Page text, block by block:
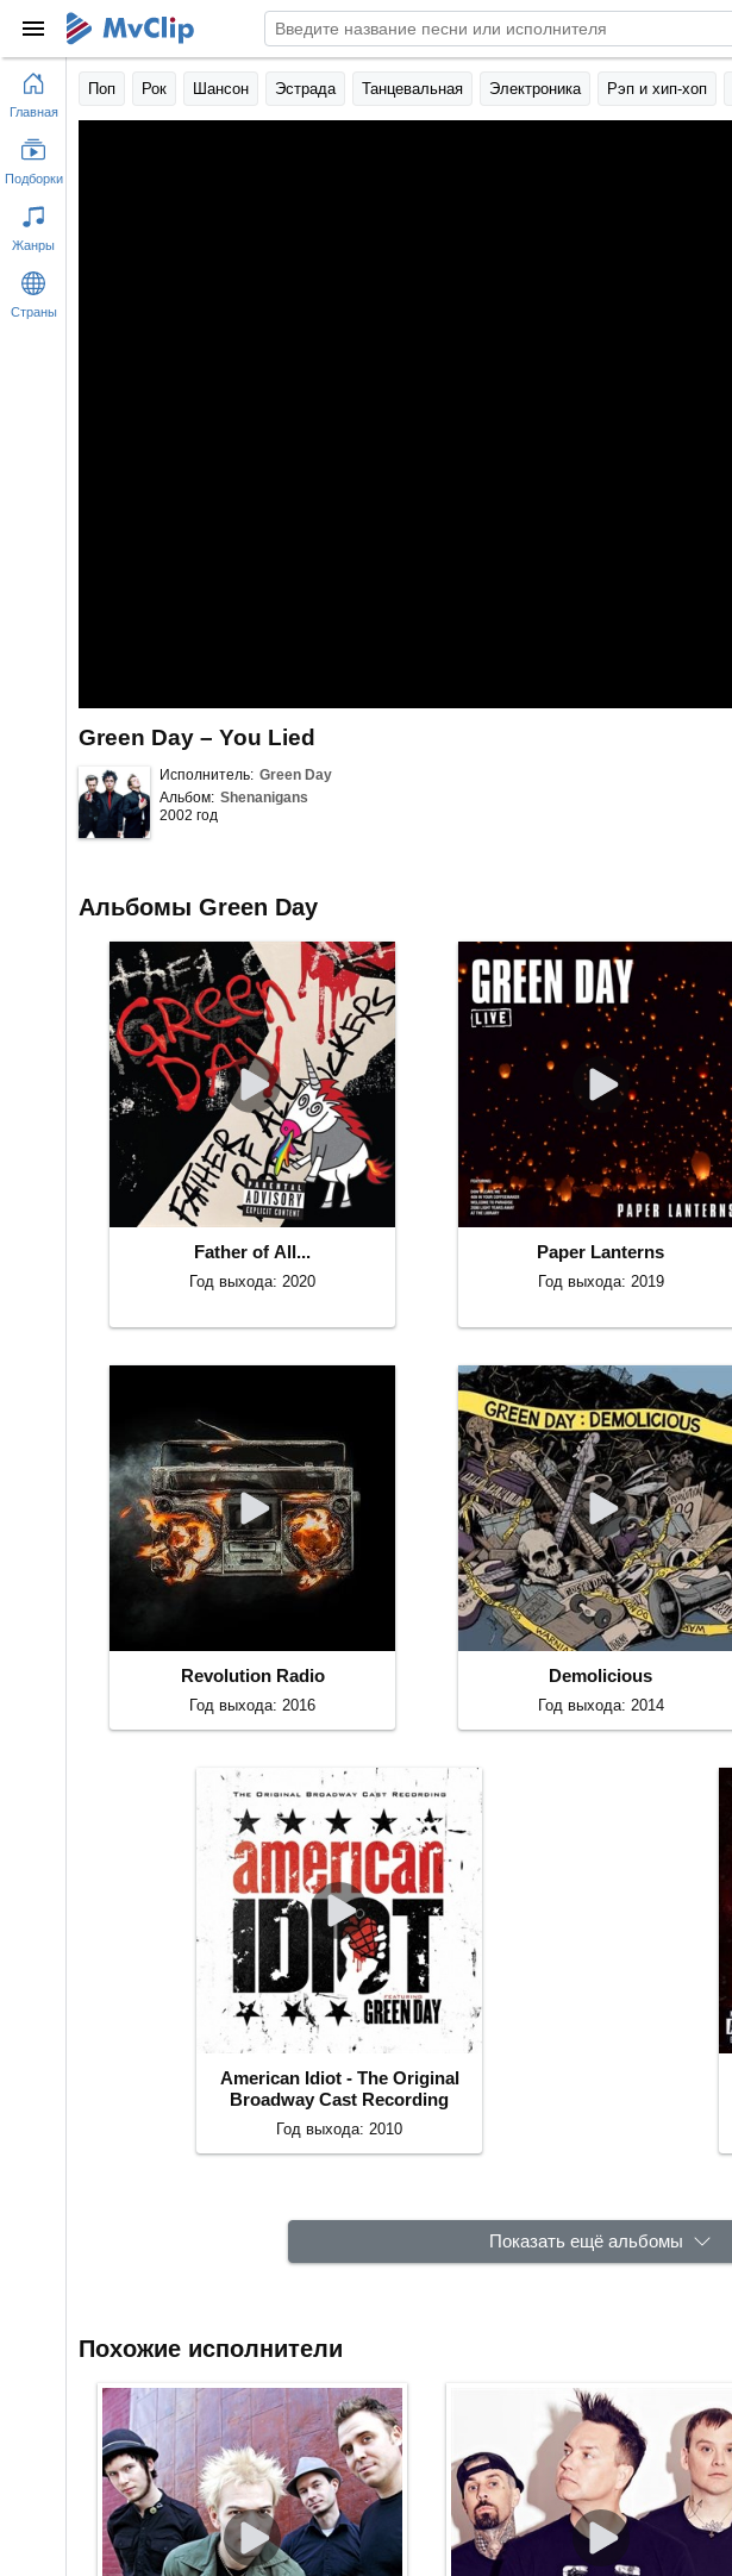
Поп Рок Шансон Эстрада Танцевальная Электроника Рэп и хип-хоп
Green Day – You Lied
Исполнитель: Green Day
Альбом: Shenanigans
2002 год
Альбомы Green Day
Father of All...
Год выхода: 2020
Paper Lanterns
Год выхода: 2019
Revolution Radio
Год выхода: 2016
Demolicious
Год выхода: 2014
American Idiot - The Original
Broadway Cast Recording
Год выхода: 2010
Показать ещё альбомы
Похожие исполнители
Главная
Подборки
Жанры
Страны